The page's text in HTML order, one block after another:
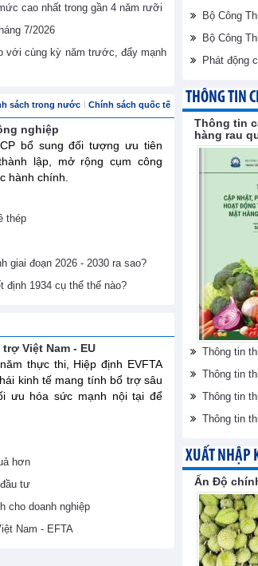
cao nhất trong gần 4 năm rưỡi
7/2026
với cùng kỳ năm trước, đẩy mạnh
sách trong nước Chính sách quốc tế
nghiệp
bổ sung đối tượng ưu tiên
lập, mở rộng cụm công
hành chính.
thép
giai đoạn 2026 - 2030 ra sao?
định 1934 cụ thể thế nào?
Việt Nam - EU
thực thi, Hiệp định EVFTA
kinh tế mang tính bổ trợ sâu
ưu hóa sức mạnh nội tại để
hơn
tư
cho doanh nghiệp
Nam - EFTA
Bộ Công
Bộ Công
Phát động
THÔNG TIN
Thông tin
hàng rau
Thông tin
Thông tin
Thông tin
Thông tin
XUẤT NHẬP
Ấn Độ